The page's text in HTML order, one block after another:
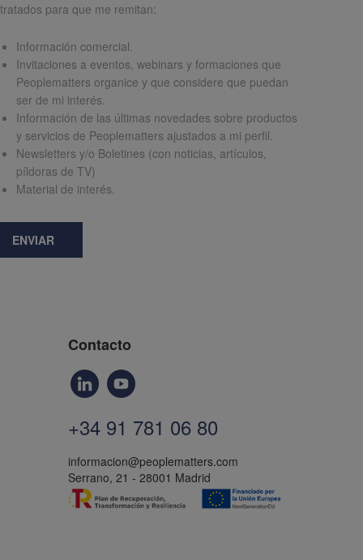
tratados para que me remitan:
Información comercial.
Invitaciones a eventos, webinars y formaciones que
Peoplematters organice y que considere que puedan
ser de mi interés.
Información de las últimas novedades sobre productos
y servicios de Peoplematters ajustados a mi perfil.
Newsletters y/o Boletines (con noticias, artículos,
píldoras de TV)
Material de interés.
ENVIAR
Contacto
+34 91 781 06 80
informacion@peoplematters.com
Serrano, 21 - 28001 Madrid